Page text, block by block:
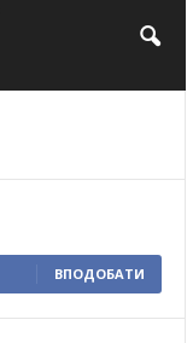
ВПОДОБАТИ